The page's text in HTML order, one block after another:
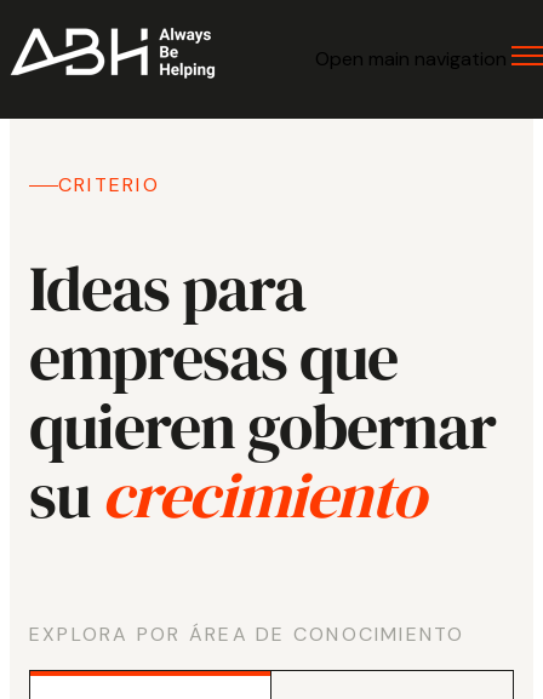
Open main navigation
CRITERIO
Ideas para
empresas que
quieren gobernar
sucrecimiento
EXPLORA POR ÁREA DE CONOCIMIENTO